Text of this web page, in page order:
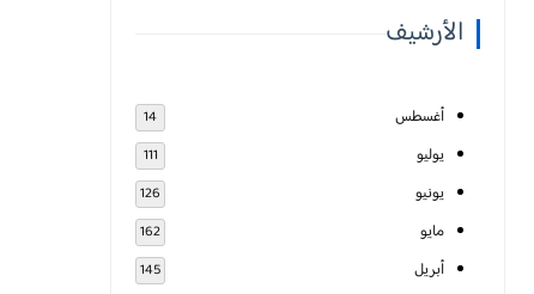
الأرشيف
أغسطس 14
يوليو 111
يونيو 126
مايو 162
أبريل 145